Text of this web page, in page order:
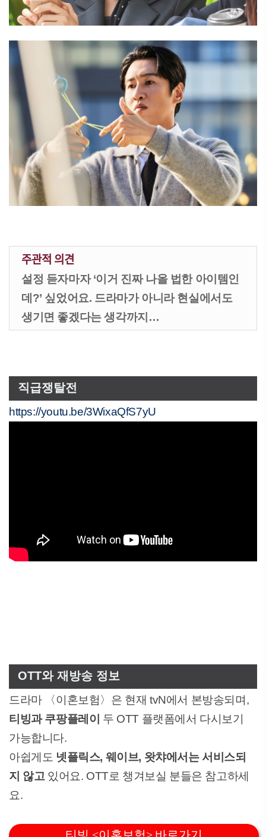
주관적 의견
설정 듣자마자 ‘이거 진짜 나올 법한 아이템인
데?’ 싶었어요. 드라마가 아니라 현실에서도
생기면 좋겠다는 생각까지…
직급쟁탈전
https://youtu.be/3WixaQfS7yU
OTT와 재방송 정보
드라마 〈이혼보험〉은 현재 tvN에서 본방송되며,
티빙과 쿠팡플레이 두 OTT 플랫폼에서 다시보기
가능합니다.
아쉽게도 넷플릭스, 웨이브, 왓챠에서는 서비스되
지 않고 있어요. OTT로 챙겨보실 분들은 참고하세
요.